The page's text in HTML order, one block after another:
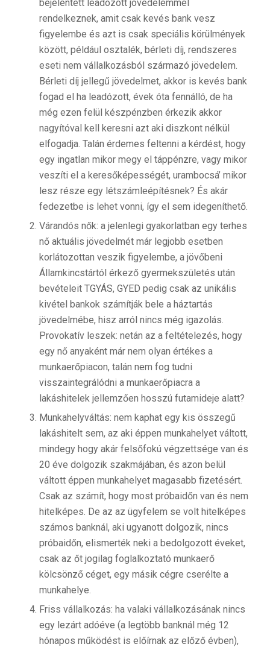
bejelentett leadózott jövedelemmel
rendelkeznek, amit csak kevés bank vesz
figyelembe és azt is csak speciális körülmények
között, például osztalék, bérleti díj, rendszeres
eseti nem vállalkozásból származó jövedelem.
Bérleti díj jellegű jövedelmet, akkor is kevés bank
fogad el ha leadózott, évek óta fennálló, de ha
még ezen felül készpénzben érkezik akkor
nagyítóval kell keresni azt aki diszkont nélkül
elfogadja. Talán érdemes feltenni a kérdést, hogy
egy ingatlan mikor megy el táppénzre, vagy mikor
veszíti el a keresőképességét, urambocsá’ mikor
lesz része egy létszámleépítésnek? És akár
fedezetbe is lehet vonni, így el sem idegeníthető.
Várandós nők: a jelenlegi gyakorlatban egy terhes
nő aktuális jövedelmét már legjobb esetben
korlátozottan veszik figyelembe, a jövőbeni
Államkincstártól érkező gyermekszületés után
bevételeit TGYÁS, GYED pedig csak az unikális
kivétel bankok számítják bele a háztartás
jövedelmébe, hisz arról nincs még igazolás.
Provokatív leszek: netán az a feltételezés, hogy
egy nő anyaként már nem olyan értékes a
munkaerőpiacon, talán nem fog tudni
visszaintegrálódni a munkaerőpiacra a
lakáshitelek jellemzően hosszú futamideje alatt?
Munkahelyváltás: nem kaphat egy kis összegű
lakáshitelt sem, az aki éppen munkahelyet váltott,
mindegy hogy akár felsőfokú végzettsége van és
20 éve dolgozik szakmájában, és azon belül
váltott éppen munkahelyet magasabb fizetésért.
Csak az számít, hogy most próbaidőn van és nem
hitelképes. De az az ügyfelem se volt hitelképes
számos banknál, aki ugyanott dolgozik, nincs
próbaidőn, elismerték neki a bedolgozott éveket,
csak az őt jogilag foglalkoztató munkaerő
kölcsönző céget, egy másik cégre cserélte a
munkahelye.
Friss vállalkozás: ha valaki vállalkozásának nincs
egy lezárt adóéve (a legtöbb banknál még 12
hónapos működést is előírnak az előző évben),